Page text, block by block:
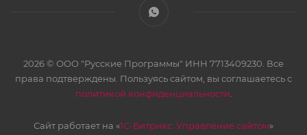
2026 © ООО "Русские Программы" ИНН 7713409230. Все
права подтверждены. Пользуясь сайтом, вы соглашаетесь с
политикой конфиденциальности
Сайт работает на «1С-Битрикс: Управление сайтом»